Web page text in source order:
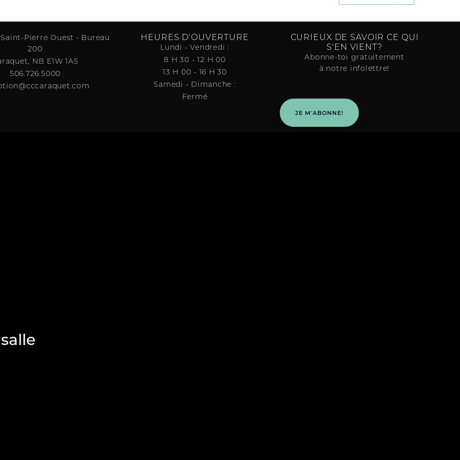
Pierre Ouest • Bureau
200
NB E1W 1A5
506.726.5000
HEURES D'OUVERTURE
Lundi - Vendredi :
8 H 30 - 12 H 00
13 H 00 - 16 H 30
Samedi - Dimanche :
Fermé
CURIEUX DE SAVOIR CE QUI
S'EN VIENT?
Abonne-toi gratuitement
à notre infolettre!
JE M'ABONNE!